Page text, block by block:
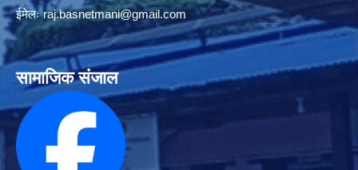
ईमेलःraj.basnetmani@gmail.com
सामाजिक संजाल